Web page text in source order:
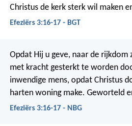
Christus de kerk sterk wil maken
Efeziërs 3:16-17 - BGT
Opdat Hij u geve, naar de rijkdom
met kracht gesterkt te worden
inwendige mens, opdat Christus
harten woning make. Geworteld
Efeziërs 3:16-17 - NBG